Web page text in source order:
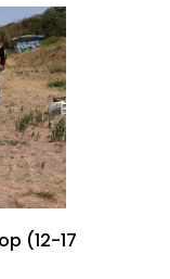
(12-17